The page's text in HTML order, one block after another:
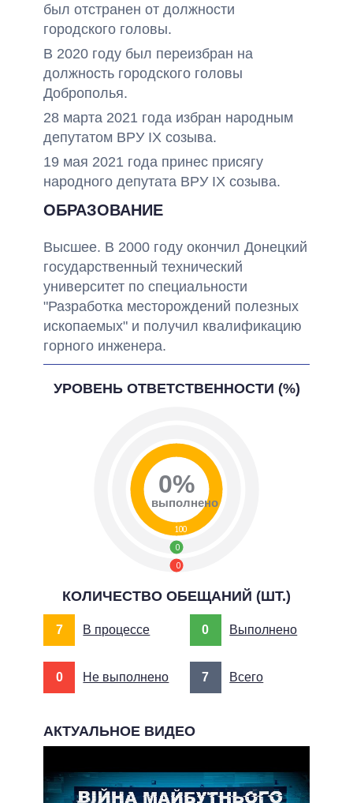
был отстранен от должности
городского головы.
В 2020 году был переизбран на
должность городского головы
Доброполья.
28 марта 2021 года избран народным
депутатом ВРУ IX созыва.
19 мая 2021 года принес присягу
народного депутата ВРУ IX созыва.
ОБРАЗОВАНИЕ
Высшее. В 2000 году окончил Донецкий
государственный технический
университет по специальности
"Разработка месторождений полезных
ископаемых" и получил квалификацию
горного инженера.
УРОВЕНЬ ОТВЕТСТВЕННОСТИ (%)
0
0
100
0%
выполнено
КОЛИЧЕСТВО ОБЕЩАНИЙ (ШТ.)
7 В процессе 0 Выполнено
0 Не выполнено 7 Всего
АКТУАЛЬНОЕ ВИДЕО